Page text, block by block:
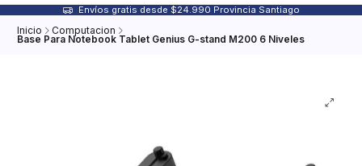
Envíos gratis desde $24.990 Provincia Santiago
Inicio Computacion
Base Para Notebook Tablet Genius G-stand M200 6 Niveles